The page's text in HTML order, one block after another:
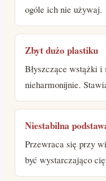
ogóle ich nie używaj.
Zbyt dużo plastiku
Błyszczące wstążki i
nieharmonijnie.
Niestabilna
Przewraca się przy
być wystarczająco